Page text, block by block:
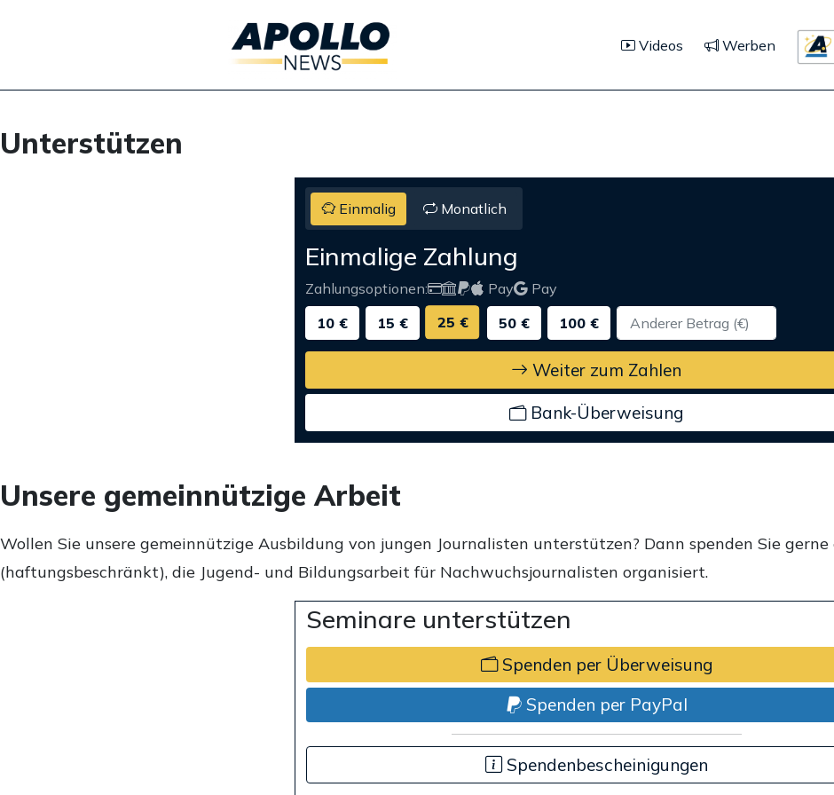
Videos Werben
Unterstützen
Einmalig Monatlich
Einmalige Zahlung
Zahlungsoptionen: Pay
Pay
10 €
15 € 25 € 50 € 100 €
Weiter zum Zahlen
Bank-Überweisung
Unsere gemeinnützige Arbeit
Wollen Sie unsere gemeinnützige Ausbildung von jungen Journalisten unterstützen? Dann spenden Sie
(haftungsbeschränkt), die Jugend- und Bildungsarbeit für Nachwuchsjournalisten organisiert.
Seminare unterstützen
Spenden per Überweisung
Spenden per PayPal
Spendenbescheinigungen